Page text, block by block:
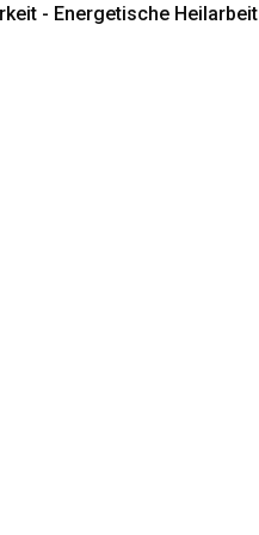
211 #Sichtbarkeit - Energetische Heilarbeit